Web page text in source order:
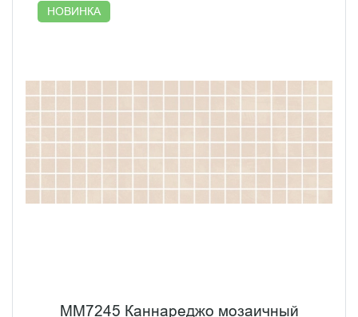
НОВИНКА
MM7245 Каннареджо мозаичный